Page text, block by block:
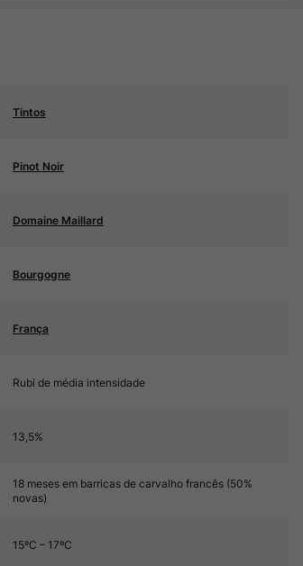
Tintos
Pinot Noir
Domaine Maillard
Bourgogne
França
Rubi de média intensidade
13,5%
18 meses em barricas de carvalho francês (50%
novas)
15ºC – 17ºC